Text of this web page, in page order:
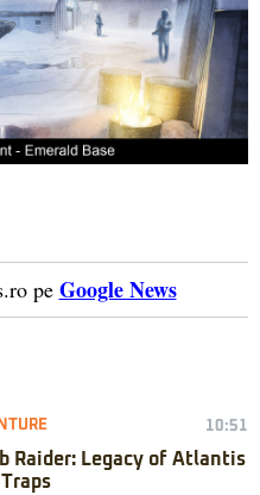
pe Google News
10:51
Raider: Legacy of Atlantis